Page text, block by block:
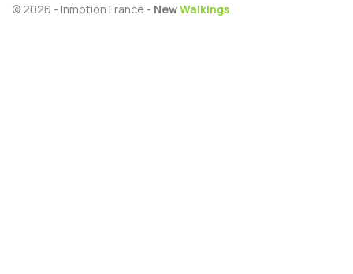
© 2026 - Inmotion France - NewWalkings